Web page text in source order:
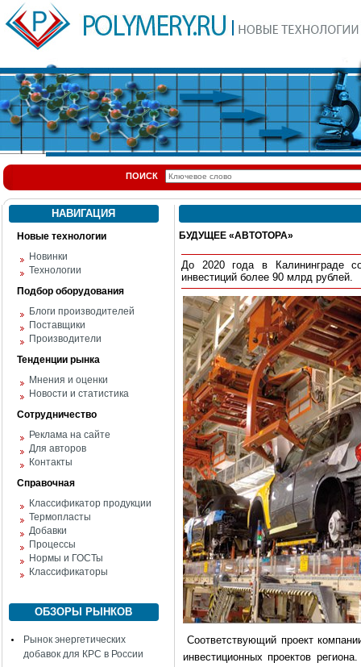
ПОИСК
НАВИГАЦИЯ
Новые технологии
Новинки
Технологии
Подбор оборудования
Блоги производителей
Поставщики
Производители
Тенденции рынка
Мнения и оценки
Новости и статистика
Сотрудничество
Реклама на сайте
Для авторов
Контакты
Справочная
Классификатор продукции
Термопласты
Добавки
Процессы
Нормы и ГОСТы
Классификаторы
ОБЗОРЫ РЫНКОВ
Рынок энергетических
добавок для КРС в России
БУДУЩЕЕ «АВТОТОРА»
До 2020 года в Калининграде
инвестиций более 90 млрд рублей.
Соответствующий проект
инвестиционных проектов